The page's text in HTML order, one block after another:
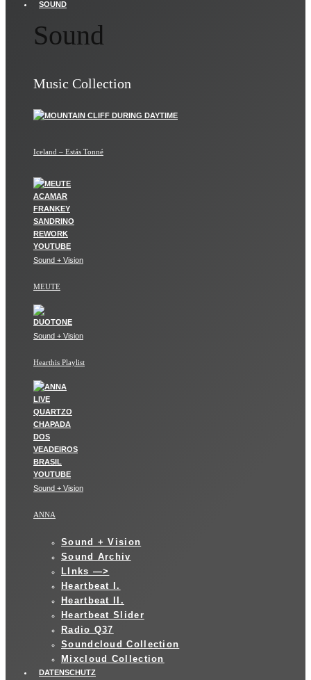
SOUND
Sound
Music Collection
Iceland – Estás Tonné
Sound + Vision
MEUTE
Sound + Vision
Hearthis Playlist
Sound + Vision
ANNA
Sound + Vision
Sound Archiv
LInks —>
Heartbeat I.
Heartbeat II.
Heartbeat Slider
Radio Q37
Soundcloud Collection
Mixcloud Collection
DATENSCHUTZ